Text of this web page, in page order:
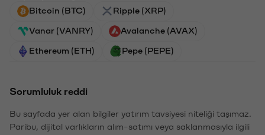
Bitcoin (BTC) Ripple (XRP)
Vanar (VANRY) Avalanche (AVAX)
Ethereum (ETH) Pepe (PEPE)
Sorumluluk reddi
Bu sayfada yer alan bilgiler yatırım tavsiyesi niteliği taşımaz.
Paribu, dijital varlıkların alım-satımı veya saklanmasıyla ilgili